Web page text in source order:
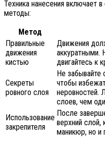
Техника нанесения включает
методы:
Метод
Правильные
движения
кистью
Движения
аккуратными.
двигайтесь к
Секреты
ровного слоя
Не забывайте
чтобы
неровностей.
слоев, чем
Использование
закрепителя
После
верхний слой,
маникюр, но и